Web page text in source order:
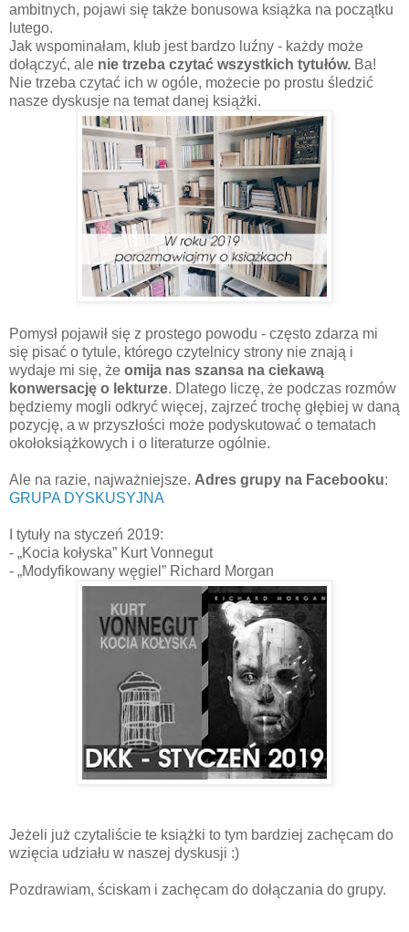
ambitnych, pojawi się także bonusowa książka na początku
lutego.
Jak wspominałam, klub jest bardzo luźny - każdy może
dołączyć, ale nie trzeba czytać wszystkich tytułów. Ba!
Nie trzeba czytać ich w ogóle, możecie po prostu śledzić
nasze dyskusje na temat danej książki.
Pomysł pojawił się z prostego powodu - często zdarza mi
się pisać o tytule, którego czytelnicy strony nie znają i
wydaje mi się, że omija nas szansa na ciekawą
konwersację o lekturze. Dlatego liczę, że podczas rozmów
będziemy mogli odkryć więcej, zajrzeć trochę głębiej w daną
pozycję, a w przyszłości może podyskutować o tematach
okołoksiążkowych i o literaturze ogólnie.
Ale na razie, najważniejsze. Adres grupy na Facebooku:
GRUPA DYSKUSYJNA
I tytuły na styczeń 2019:
- „Kocia kołyska” Kurt Vonnegut
- „Modyfikowany węgiel” Richard Morgan
Jeżeli już czytaliście te książki to tym bardziej zachęcam do
wzięcia udziału w naszej dyskusji :)
Pozdrawiam, ściskam i zachęcam do dołączania do grupy.